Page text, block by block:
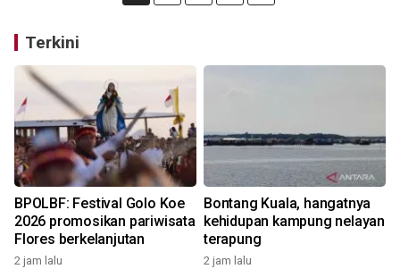
Terkini
BPOLBF: Festival Golo Koe
2026 promosikan pariwisata
Flores berkelanjutan
2 jam lalu
Bontang Kuala, hangatnya
kehidupan kampung nelayan
terapung
2 jam lalu